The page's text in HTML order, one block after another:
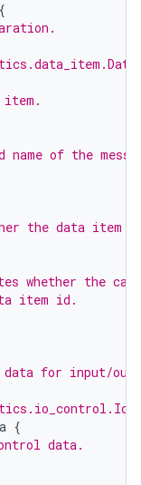
{
of the
the data item
whether the call
item id.
for input/
{
data.